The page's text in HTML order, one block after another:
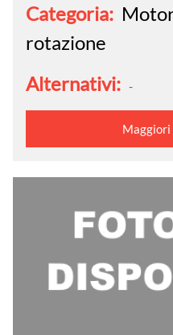
Categoria:
rotazione
Alternativi: -
Maggiori